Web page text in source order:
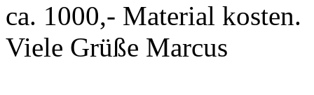
ca. 1000,- Material kosten.
Viele Grüße Marcus